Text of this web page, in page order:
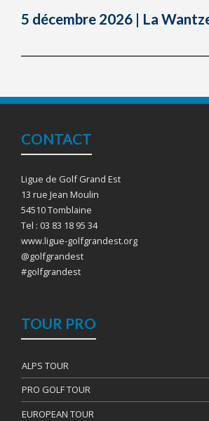
5 décembre 2026 | La
CONTACT
Ligue de Golf Grand Est
13 rue Jean Moulin
54510 Tomblaine
Tel : 03 83 18 95 34
www.ligue-golfgrandest.org
@golfgrandest
#golfgrandest
TOUR PRO
ALPS TOUR
PRO GOLF TOUR
EUROPEAN TOUR